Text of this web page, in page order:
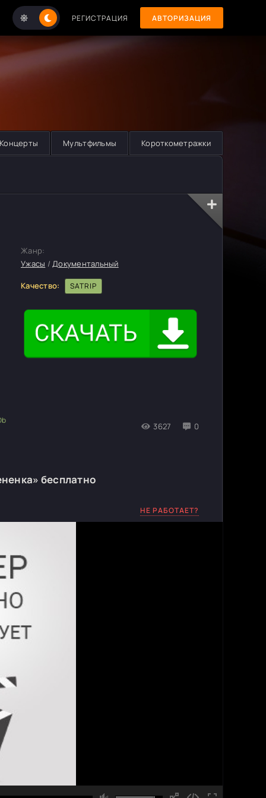
РЕГИСТРАЦИЯ АВТОРИЗАЦИЯ
Концерты Мультфильмы Короткометражки
3627 0
Жанр:
Ужасы /Документальный
Качество: SATRIP
бесплатно
НЕ РАБОТАЕТ?